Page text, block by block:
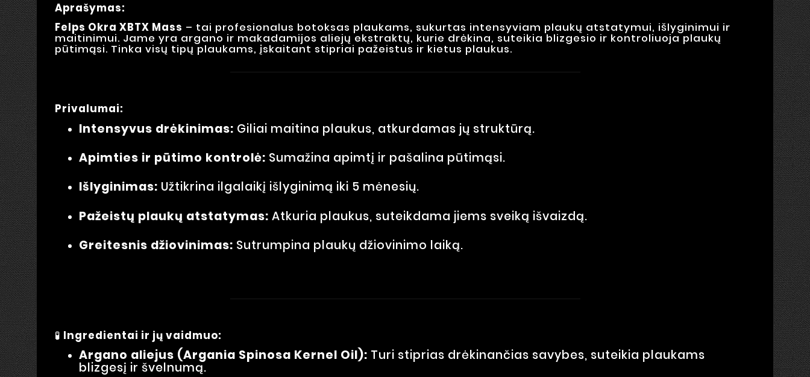
Aprašymas:
Felps Okra XBTX Mass – tai profesionalus botoksas plaukams, sukurtas intensyviam plaukų atstatymui, išlyginimui ir
maitinimui. Jame yra argano ir makadamijos aliejų ekstraktų, kurie drėkina, suteikia blizgesio ir kontroliuoja plaukų
pūtimąsi. Tinka visų tipų plaukams, įskaitant stipriai pažeistus ir kietus plaukus.
Privalumai:
Intensyvus drėkinimas: Giliai maitina plaukus, atkurdamas jų struktūrą.
Apimties ir pūtimo kontrolė: Sumažina apimtį ir pašalina pūtimąsi.
Išlyginimas: Užtikrina ilgalaikį išlyginimą iki 5 mėnesių.
Pažeistų plaukų atstatymas: Atkuria plaukus, suteikdama jiems sveiką išvaizdą.
Greitesnis džiovinimas: Sutrumpina plaukų džiovinimo laiką.
🧪 Ingredientai ir jų vaidmuo:
Argano aliejus (Argania Spinosa Kernel Oil): Turi stiprias drėkinančias savybes, suteikia plaukams
blizgesį ir švelnumą.